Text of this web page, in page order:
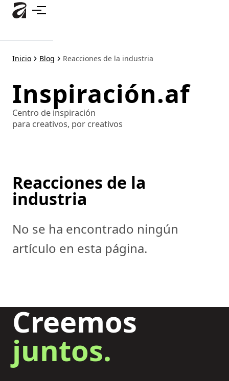
principal
Inicio Blog Reacciones de la industria
Inspiración.af
Centro de inspiración
para creativos, por creativos
Reacciones de la
industria
No se ha encontrado ningún
artículo en esta página.
Creemos
juntos.